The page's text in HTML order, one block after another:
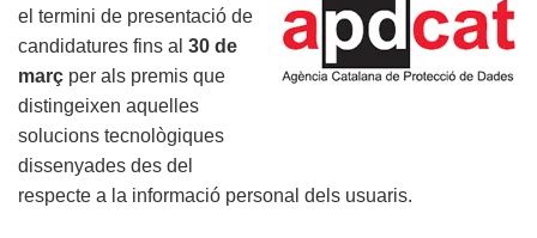
lliurament
de
premis
excepcionals
de
la
UdG
el termini de presentació de
candidatures fins al 30 de
març per als premis que
distingeixen aquelles
solucions tecnològiques
dissenyades des del
respecte a la informació personal dels usuaris.